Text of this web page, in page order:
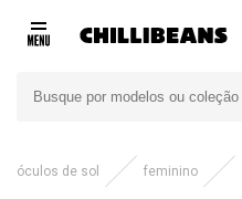
óculos de sol feminino